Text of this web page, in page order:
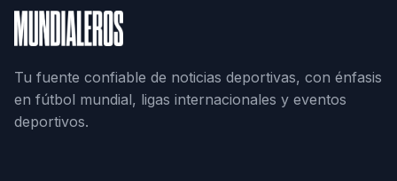
Tu fuente confiable de noticias deportivas, con énfasis
en fútbol mundial, ligas internacionales y eventos
deportivos.